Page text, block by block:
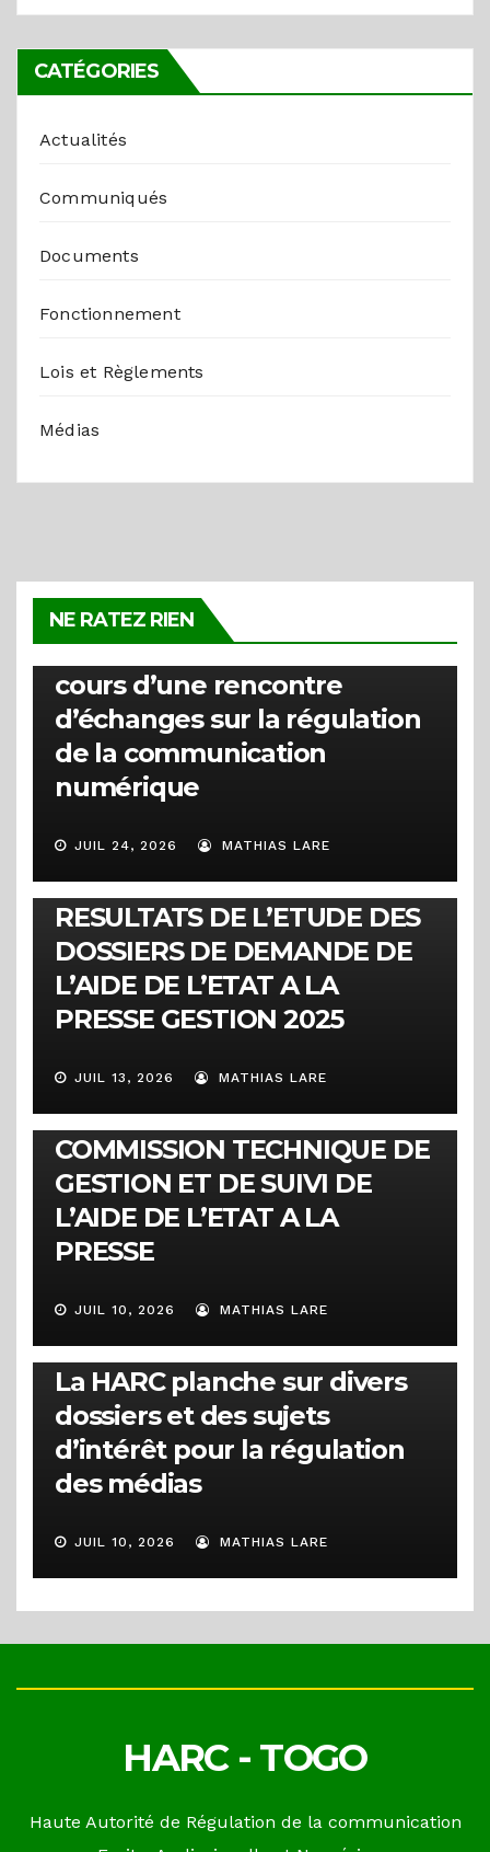
CATÉGORIES
Actualités
Communiqués
Documents
Fonctionnement
Lois et Règlements
Médias
NE RATEZ RIEN
ACTUALITÉS
La HARC clarifie la distinction
entre les types de badges au
cours d’une rencontre
d’échanges sur la régulation
de la communication
numérique
JUIL 24, 2026 MATHIAS LARE
COMMUNIQUÉS
RESULTATS DE L’ETUDE DES
DOSSIERS DE DEMANDE DE
L’AIDE DE L’ETAT A LA
PRESSE GESTION 2025
JUIL 13, 2026 MATHIAS LARE
COMMUNIQUÉS
COMMUNIQUE DE LA
COMMISSION TECHNIQUE DE
GESTION ET DE SUIVI DE
L’AIDE DE L’ETAT A LA
PRESSE
JUIL 10, 2026 MATHIAS LARE
ACTUALITÉS
1ère session ordinaire 2026 :
La HARC planche sur divers
dossiers et des sujets
d’intérêt pour la régulation
des médias
JUIL 10, 2026 MATHIAS LARE
HARC - TOGO
Haute Autorité de Régulation de la communication